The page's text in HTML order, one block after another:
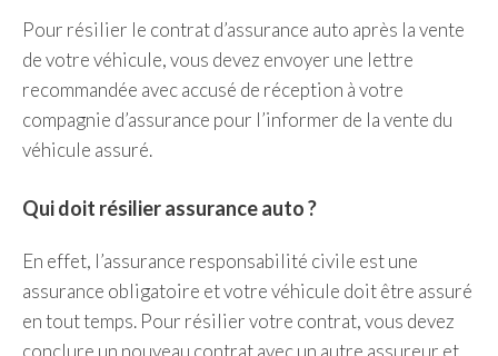
Pour résilier le contrat d’assurance auto après la vente
de votre véhicule, vous devez envoyer une lettre
recommandée avec accusé de réception à votre
compagnie d’assurance pour l’informer de la vente du
véhicule assuré.
Qui doit résilier assurance auto ?
En effet, l’assurance responsabilité civile est une
assurance obligatoire et votre véhicule doit être assuré
en tout temps. Pour résilier votre contrat, vous devez
conclure un nouveau contrat avec un autre assureur et